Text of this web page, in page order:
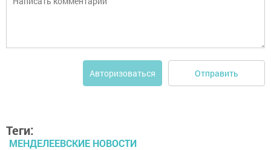
Авторизоваться Отправить
Теги:
МЕНДЕЛЕЕВСКИЕ НОВОСТИ